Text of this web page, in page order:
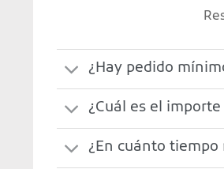
¿Hay pedido
¿Cuál es el
¿En cuánto